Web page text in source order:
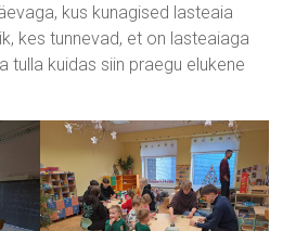
kus kunagised lasteaia
kes tunnevad, et on lasteaiaga
tulla kuidas siin praegu elukene